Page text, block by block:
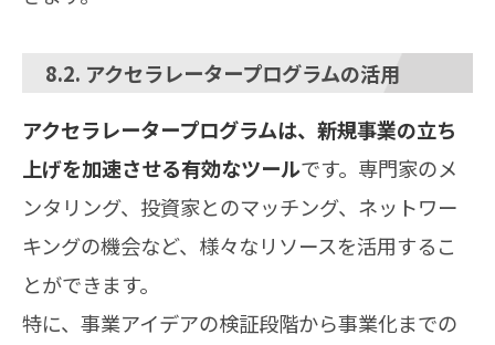
8.2. アクセラレータープログラムの活用
アクセラレータープログラムは、新規事業の立ち
上げを加速させる有効なツールです。専門家のメ
ンタリング、投資家とのマッチング、ネットワー
キングの機会など、様々なリソースを活用するこ
とができます。
特に、事業アイデアの検証段階から事業化までの